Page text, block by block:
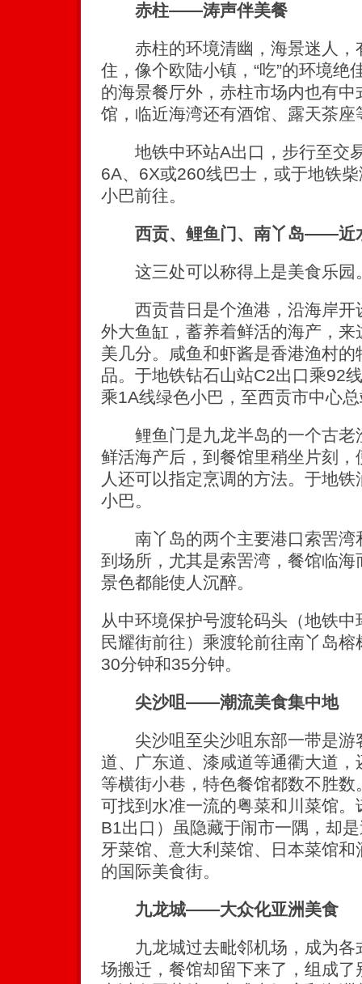
赤柱——涛声伴美餐
赤柱的环境清幽，海景迷人，
住，像个欧陆小镇，“吃”的环境绝
的海景餐厅外，赤柱市场内也有
馆，临近海湾还有酒馆、露天茶
地铁中环站A出口，步行至交
6A、6X或260线巴士，或于地铁
小巴前往。
西贡、鲤鱼门、南丫岛——近
这三处可以称得上是美食乐园
西贡昔日是个渔港，沿海岸开
外大鱼缸，蓄养着鲜活的海产，
美几分。咸鱼和虾酱是香港渔村
品。于地铁钻石山站C2出口乘92
乘1A线绿色小巴，至西贡市中心
鲤鱼门是九龙半岛的一个古老
鲜活海产后，到餐馆里稍坐片刻
人还可以指定烹调的方法。于地
小巴。
南丫岛的两个主要港口索罟湾
到场所，尤其是索罟湾，餐馆临
景色都能使人沉醉。
从中环境保护号渡轮码头（地铁
民耀街前往）乘渡轮前往南丫岛
30分钟和35分钟。
尖沙咀——潮流美食集中地
尖沙咀至尖沙咀东部一带是游
道、广东道、漆咸道等通衢大道
等横街小巷，特色餐馆都数不胜
可找到水准一流的粤菜和川菜馆
B1出口）虽隐藏于闹市一隅，却
牙菜馆、意大利菜馆、日本菜馆
的国际美食街。
九龙城——大众化亚洲美食
九龙城过去毗邻机场，成为各
场搬迁，餐馆却留下来了，组成